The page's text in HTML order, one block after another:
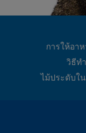
การให้อา
วิธีท
ไม้ประดับใ